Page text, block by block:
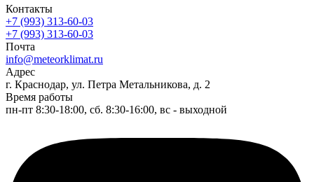
Контакты
+7 (993) 313-60-03
+7 (993) 313-60-03
Почта
info@meteorklimat.ru
Адрес
г. Краснодар, ул. Петра Метальникова, д. 2
Время работы
пн-пт 8:30-18:00, сб. 8:30-16:00, вс - выходной